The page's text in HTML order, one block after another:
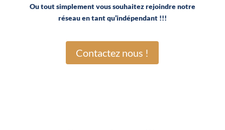
Ou tout simplement vous souhaitez rejoindre notre
réseau en tant qu’indépendant !!!
Contactez nous !